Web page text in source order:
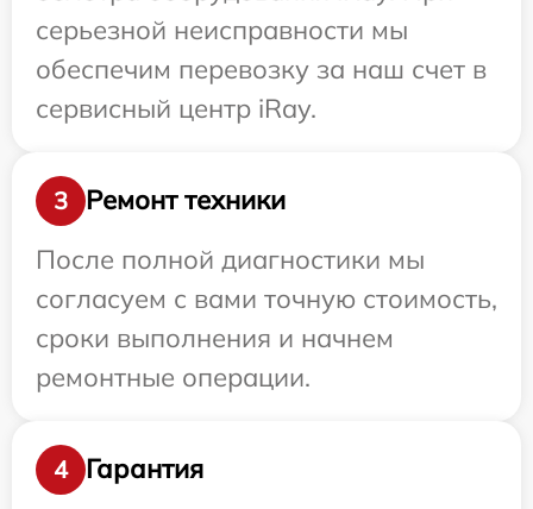
серьезной неисправности мы
обеспечим перевозку за наш счет в
сервисный центр iRay.
3
Ремонт техники
После полной диагностики мы
согласуем с вами точную стоимость,
сроки выполнения и начнем
ремонтные операции.
4 Гарантия